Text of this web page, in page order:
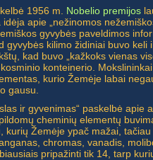
1956 m. Nobelio premijos
apie „nežinomos
gyvybės paveldimos
gyvybės kilimo židiniai buvo
kad buvo „kažkoks vienas
konteinerio.
kurio Žemėje labai
gausu.
ir gyvenimas“ paskelbė
cheminių elementų
Žemėje ypač mažai,
chromas, vanadis,
pripažinti tik 14, tarp